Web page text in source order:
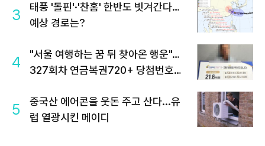
3
태풍 '돌핀'·'찬홈' 한반도 빗겨간다…
예상 경로는?
4
"서울 여행하는 꿈 뒤 찾아온 행운"…
327회차 연금복권720+ 당첨번호조
5
중국산 에어콘을 웃돈 주고 산다...유
럽 열광시킨 메이디